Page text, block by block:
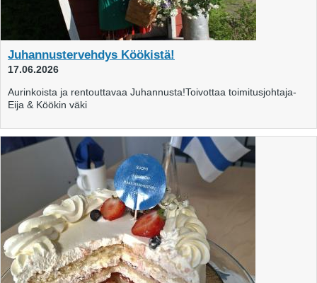
Juhannustervehdys Köökistä!
17.06.2026
Aurinkoista ja rentouttavaa Juhannusta!Toivottaa toimitusjohtaja-
Eija & Köökin väki